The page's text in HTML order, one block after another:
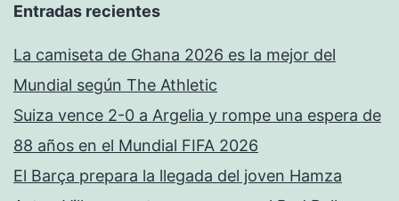
Entradas recientes
La camiseta de Ghana 2026 es la mejor del
Mundial según The Athletic
Suiza vence 2-0 a Argelia y rompe una espera de
88 años en el Mundial FIFA 2026
El Barça prepara la llegada del joven Hamza